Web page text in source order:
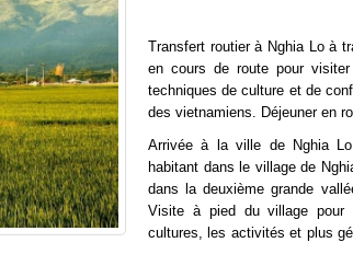
Transfert routier à Nghia Lo à
en cours de route pour
techniques de culture et de
des vietnamiens. Déjeuner en
Arrivée à la ville de Nghia
habitant dans le village de
dans la deuxième grande
Visite à pied du village pour
cultures, les activités et plus